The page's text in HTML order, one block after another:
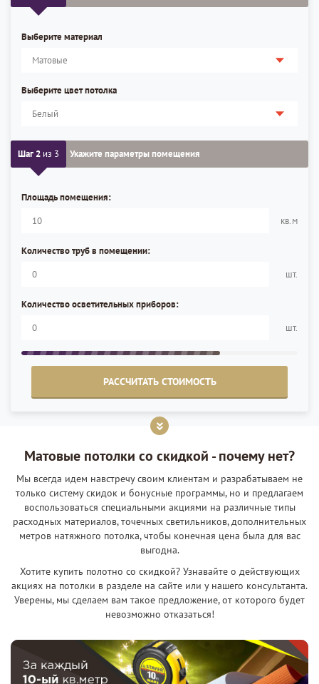
Выберите материал
Выберите цвет потолка
Шаг 2 из 3 Укажите параметры помещения
Площадь помещения:
кв.м
Количество труб в помещении:
шт.
Количество осветительных приборов:
шт.
РАССЧИТАТЬ СТОИМОСТЬ
Матовые потолки со скидкой - почему нет?
Мы всегда идем навстречу своим клиентам и разрабатываем не
только систему скидок и бонусные программы, но и предлагаем
воспользоваться специальными акциями на различные типы
расходных материалов, точечных светильников, дополнительных
метров натяжного потолка, чтобы конечная цена была для вас
выгодна.
Хотите купить полотно со скидкой? Узнавайте о действующих
акциях на потолки в разделе на сайте или у нашего консультанта.
Уверены, мы сделаем вам такое предложение, от которого будет
невозможно отказаться!